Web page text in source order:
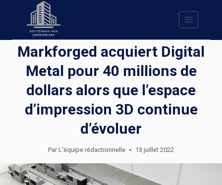
Markforged acquiert Digital
Metal pour 40 millions de
dollars alors que l’espace
d’impression 3D continue
d’évoluer
Par L'équipe rédactionnelle 13 juillet 2022